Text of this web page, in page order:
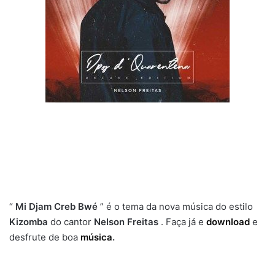
“ Mi Djam Creb Bwé ” é o tema da nova música do estilo
Kizomba do cantor Nelson Freitas . Faça já e download e
desfrute de boa música.